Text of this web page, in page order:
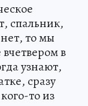
спальник,
то мы
в
узнают,
сразу
то из